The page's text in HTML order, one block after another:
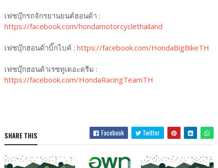
เฟซบุ๊กรถจักรยานยนต์ฮอนด้า :
https://facebook.com/hondamotorcyclethailand
เฟซบุ๊กฮอนด้าบิ๊กไบค์ : https://facebook.com/HondaBigBikeTH
เฟซบุ๊กฮอนด้าเรซทูเดอะดรีม :
https://facebook.com/HondaRacingTeamTH
SHARE THIS Facebook Twitter